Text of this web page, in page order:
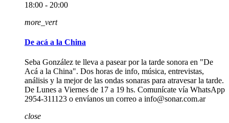
18:00 - 20:00
more_vert
De acá a la China
Seba González te lleva a pasear por la tarde sonora en "De
Acá a la China". Dos horas de info, música, entrevistas,
análisis y la mejor de las ondas sonaras para atravesar la tarde.
De Lunes a Viernes de 17 a 19 hs. Comunícate vía WhatsApp
2954-311123 o envíanos un correo a info@sonar.com.ar
close